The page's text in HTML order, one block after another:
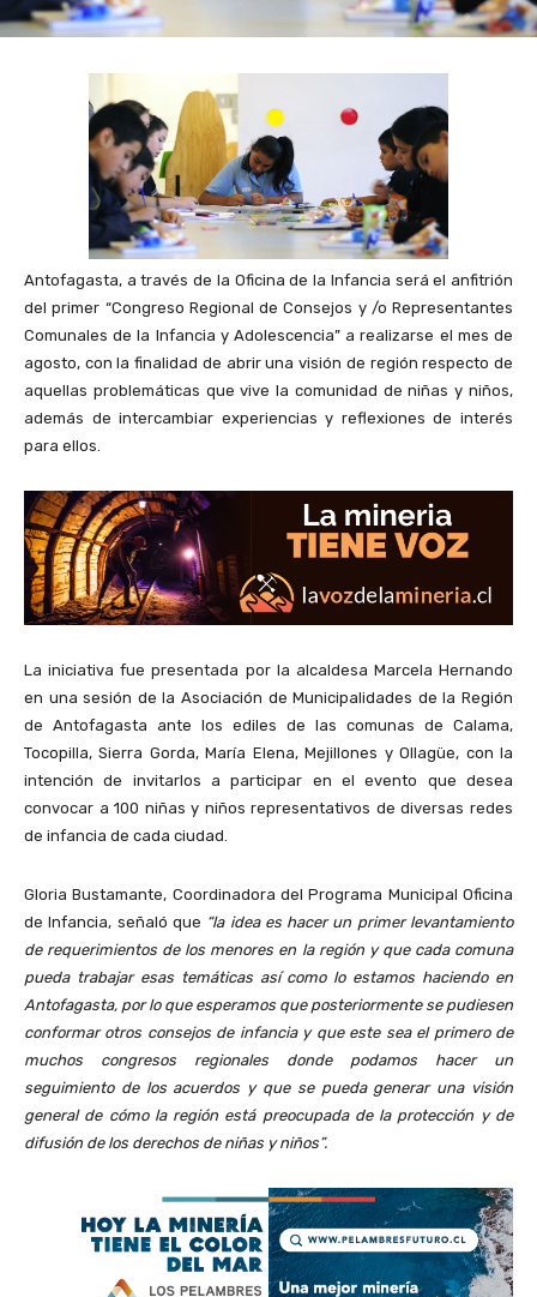
Antofagasta, a través de la Oficina de la Infancia será el anfitrión
del primer “Congreso Regional de Consejos y /o Representantes
Comunales de la Infancia y Adolescencia” a realizarse el mes de
agosto, con la finalidad de abrir una visión de región respecto de
aquellas problemáticas que vive la comunidad de niñas y niños,
además de intercambiar experiencias y reflexiones de interés
para ellos.
La iniciativa fue presentada por la alcaldesa Marcela Hernando
en una sesión de la Asociación de Municipalidades de la Región
de Antofagasta ante los ediles de las comunas de Calama,
Tocopilla, Sierra Gorda, María Elena, Mejillones y Ollagüe, con la
intención de invitarlos a participar en el evento que desea
convocar a 100 niñas y niños representativos de diversas redes
de infancia de cada ciudad.
Gloria Bustamante, Coordinadora del Programa Municipal Oficina
de Infancia, señaló que “la idea es hacer un primer levantamiento
de requerimientos de los menores en la región y que cada comuna
pueda trabajar esas temáticas así como lo estamos haciendo en
Antofagasta, por lo que esperamos que posteriormente se pudiesen
conformar otros consejos de infancia y que este sea el primero de
muchos congresos regionales donde podamos hacer un
seguimiento de los acuerdos y que se pueda generar una visión
general de cómo la región está preocupada de la protección y de
difusión de los derechos de niñas y niños”.